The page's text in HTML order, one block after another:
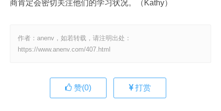
商肯定会密切关注他们的学习状况。（Kathy）
作者：anenv，如若转载，请注明出处：
https://www.anenv.com/407.html
赞(0) 打赏